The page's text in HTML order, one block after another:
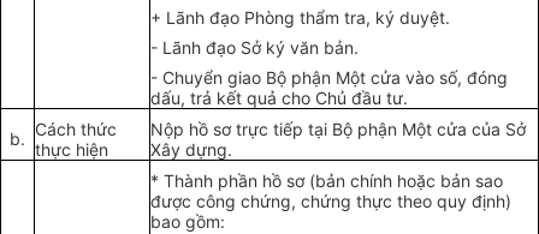
+ Lãnh đạo Phòng thẩm tra, ký duyệt.
- Lãnh đạo Sở ký văn bản.
- Chuyển giao Bộ phận Một cửa vào số, đóng
dấu, trả kết quả cho Chủ đầu tư.
b. Cách thức
thực hiện
Nộp hồ sơ trực tiếp tại Bộ phận Một cửa của Sở
Xây dựng.
* Thành phần hồ sơ (bản chính hoặc bản sao
được công chứng, chứng thực theo quy định)
bao gồm: